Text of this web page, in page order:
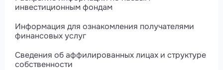
инвестиционным фондам
Информация для ознакомления получателями
финансовых услуг
Сведения об аффилированных лицах и структуре
собственности